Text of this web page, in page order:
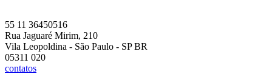
55 11 36450516
Rua Jaguaré Mirim, 210
Vila Leopoldina - São Paulo - SP BR
05311 020
contatos